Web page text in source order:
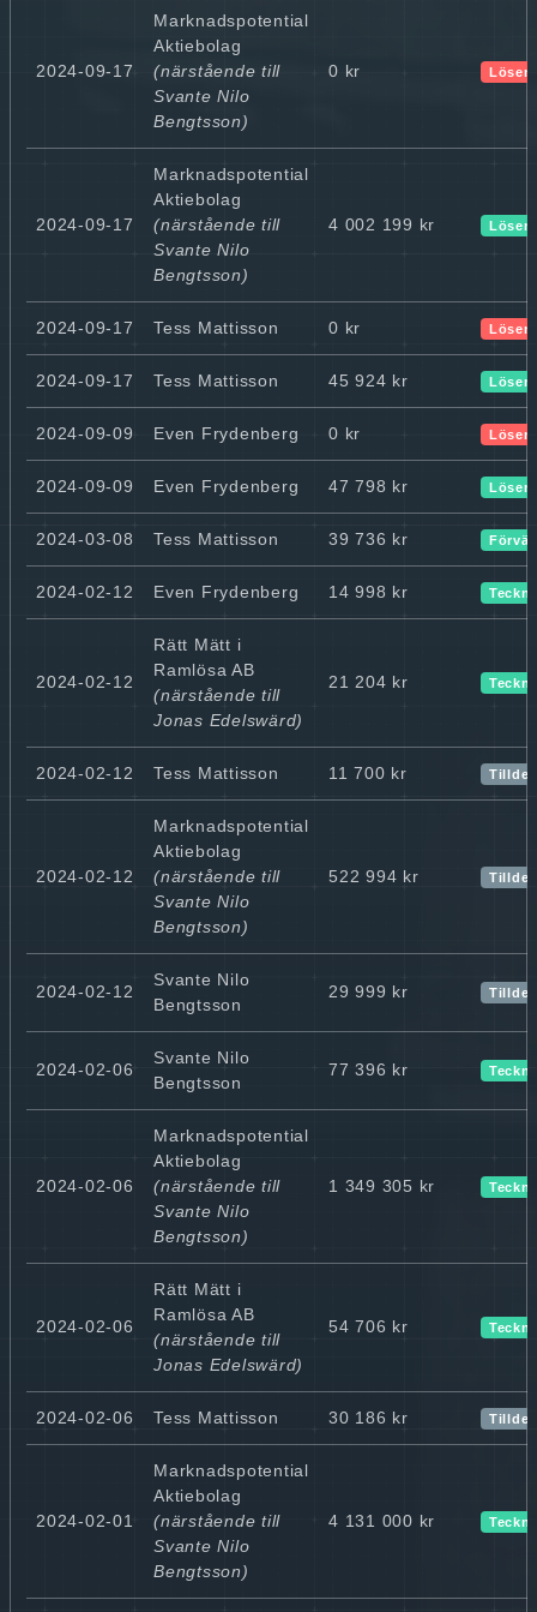
2024-09-17
Marknadspotential
Aktiebolag
(närstående till
Svante Nilo
Bengtsson)
0 kr Lösen
2024-09-17
Marknadspotential
Aktiebolag
(närstående till
Svante Nilo
Bengtsson)
4 002 199 kr Lösen
2024-09-17 Tess Mattisson 0 kr Lösen
2024-09-17 Tess Mattisson 45 924 kr Lösen
2024-09-09 Even Frydenberg 0 kr Lösen
2024-09-09 Even Frydenberg 47 798 kr Lösen
2024-03-08 Tess Mattisson 39 736 kr
2024-02-12 Even Frydenberg 14 998 kr
2024-02-12
Rätt Mätt i
Ramlösa AB
(närstående till
Jonas Edelswärd)
21 204 kr
2024-02-12 Tess Mattisson 11 700 kr
2024-02-12
Marknadspotential
Aktiebolag
(närstående till
Svante Nilo
Bengtsson)
522 994 kr
2024-02-12
Svante Nilo
Bengtsson
29 999 kr
2024-02-06
Svante Nilo
Bengtsson
77 396 kr
2024-02-06
Marknadspotential
Aktiebolag
(närstående till
Svante Nilo
Bengtsson)
1 349 305 kr
2024-02-06
Rätt Mätt i
Ramlösa AB
(närstående till
Jonas Edelswärd)
54 706 kr
2024-02-06 Tess Mattisson 30 186 kr
2024-02-01
Marknadspotential
Aktiebolag
(närstående till
Svante Nilo
Bengtsson)
4 131 000 kr